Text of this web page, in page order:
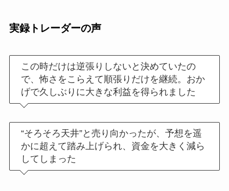
実録トレーダーの声
この時だけは逆張りしないと決めていたの
で、怖さをこらえて順張りだけを継続。おか
げで久しぶりに大きな利益を得られました
“そろそろ天井”と売り向かったが、予想を遥
かに超えて踏み上げられ、資金を大きく減ら
してしまった